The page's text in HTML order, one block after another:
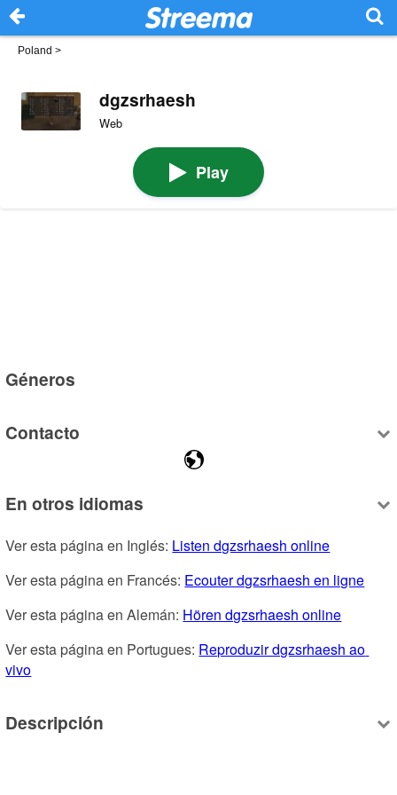
Poland >
dgzsrhaesh
Web
Play
Géneros
Contacto
En otros idiomas
Ver esta página en Inglés: Listen dgzsrhaesh online
Ver esta página en Francés: Ecouter dgzsrhaesh en ligne
Ver esta página en Alemán: Hören dgzsrhaesh online
Ver esta página en Portugues: Reproduzir dgzsrhaesh ao
vivo
Descripción